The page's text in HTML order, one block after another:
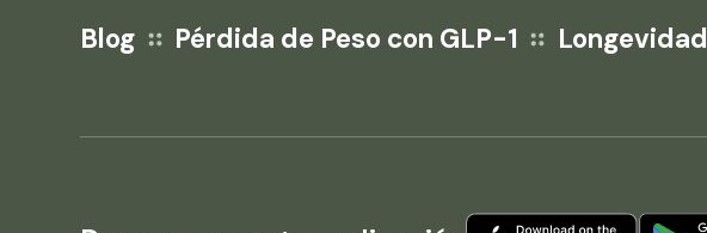
Blog Pérdida de Peso con GLP-1 Longevidad